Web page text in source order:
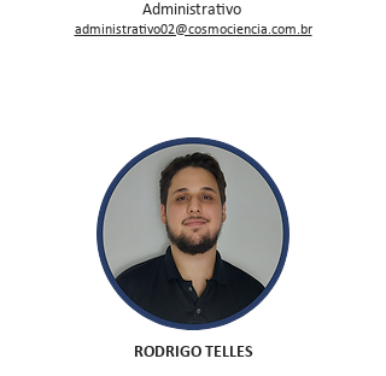
Administrativo
administrativo02@cosmociencia.com.br
RODRIGO TELLES